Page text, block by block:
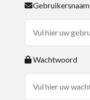
Gebruikersnaam
Wachtwoord